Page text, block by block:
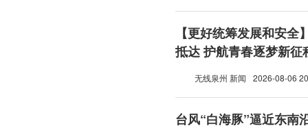
【更好统筹发展和安全
抵达 护航青春逐梦新征
无线泉州 新闻 2026-08-06
台风“白海豚”逼近东南